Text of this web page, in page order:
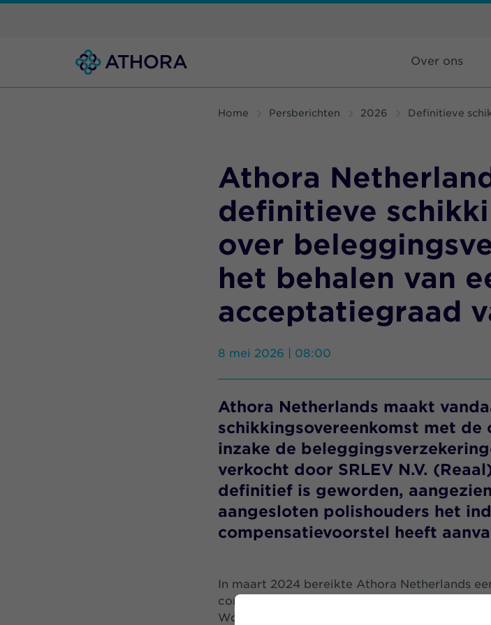
Over ons
Home Persberichten 2026 Definitieve
Athora
definitieve
over
het behalen van
acceptatiegraad
8 mei 2026 | 08:00
Athora Netherlands maakt
schikkingsovereenkomst met de
inzake de
verkocht door SRLEV N.V.
definitief is geworden,
aangesloten polishouders het
compensatievoorstel heeft
In maart 2024 bereikte Athora Netherlands
consumentenbelangenorganisaties
Woekerpolisproces, Consumentenbond en